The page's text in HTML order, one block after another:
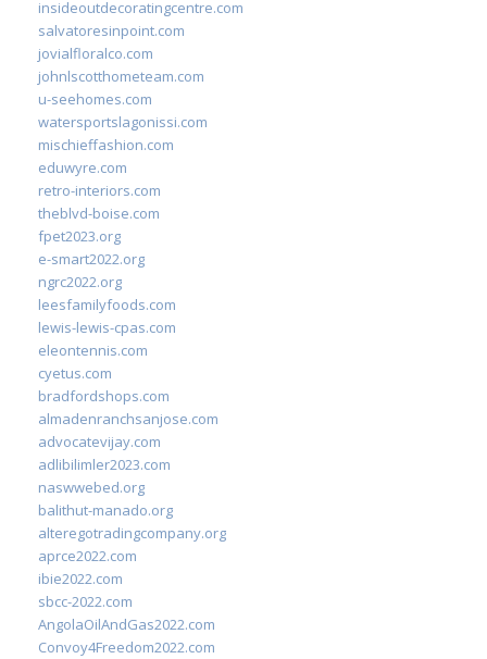
insideoutdecoratingcentre.com
salvatoresinpoint.com
jovialfloralco.com
johnlscotthometeam.com
u-seehomes.com
watersportslagonissi.com
mischieffashion.com
eduwyre.com
retro-interiors.com
theblvd-boise.com
fpet2023.org
e-smart2022.org
ngrc2022.org
leesfamilyfoods.com
lewis-lewis-cpas.com
eleontennis.com
cyetus.com
bradfordshops.com
almadenranchsanjose.com
advocatevijay.com
adlibilimler2023.com
naswwebed.org
balithut-manado.org
alteregotradingcompany.org
aprce2022.com
ibie2022.com
sbcc-2022.com
AngolaOilAndGas2022.com
Convoy4Freedom2022.com